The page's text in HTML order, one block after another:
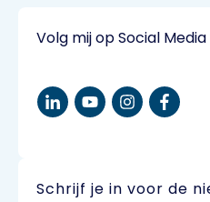
Volg mij op Social
Schrijf je in voor de